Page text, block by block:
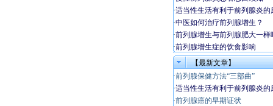
·适当性生活有利于前列腺炎的
·中医如何治疗前列腺增生？
·前列腺增生与前列腺肥大一样
·前列腺增生症的饮食影响
【最新文章】
·前列腺保健方法“三部曲”
·适当性生活有利于前列腺炎的
·前列腺癌的早期证状